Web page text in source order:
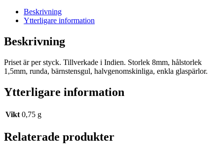
Beskrivning
Ytterligare information
Beskrivning
Priset är per styck. Tillverkade i Indien. Storlek 8mm, hålstorlek
1,5mm, runda, bärnstensgul, halvgenomskinliga, enkla glaspärlor.
Ytterligare information
Vikt 0,75 g
Relaterade produkter